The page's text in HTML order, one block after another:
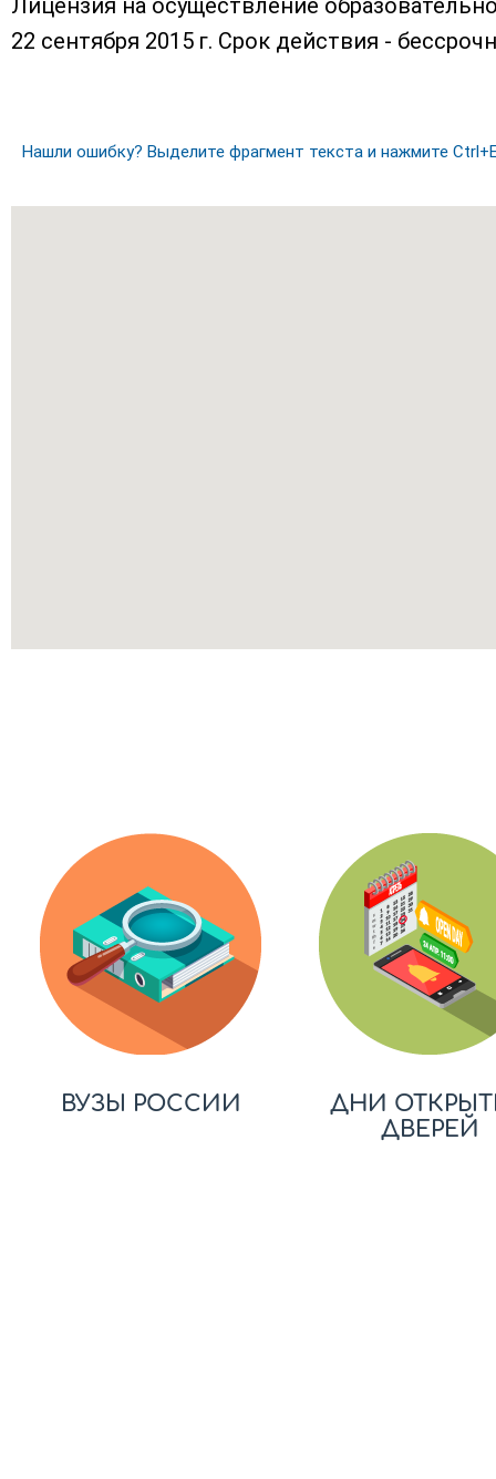
Лицензия на осуществление
22 сентября 2015 г. Срок действия -
Нашли ошибку? Выделите фрагмент текста и нажмите
ВУЗЫ РОССИИ
ДНИ
ДВЕРЕЙ